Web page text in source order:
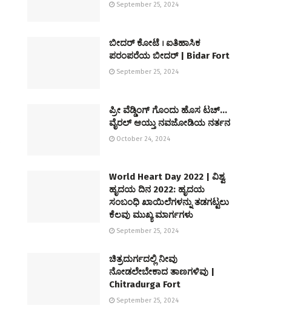
September 25, 2024
ಬೀದರ್ ಕೋಟೆ । ಐತಿಹಾಸಿಕ
ಪರಂಪರೆಯ ಬೀದರ್ | Bidar Fort
September 25, 2024
ಪ್ರೀ ವೆಡ್ಡಿಂಗ್ ಗೊಂದು ಹೊಸ ಟಚ್…
ವೈರಲ್ ಆಯ್ತು ನವಜೋಡಿಯ ನರ್ತನ
October 24, 2024
World Heart Day 2022 | ವಿಶ್ವ
ಹೃದಯ ದಿನ 2022: ಹೃದಯ
ಸಂಬಂಧಿ ಖಾಯಿಲೆಗಳನ್ನು ತಡಗಟ್ಟಲು
ಕೆಲವು ಮುಖ್ಯ ಮಾರ್ಗಗಳು
September 25, 2024
ಚಿತ್ರದುರ್ಗದಲ್ಲಿ ನೀವು
ನೋಡಲೇಬೇಕಾದ ತಾಣಗಳಿವು |
Chitradurga Fort
September 25, 2024